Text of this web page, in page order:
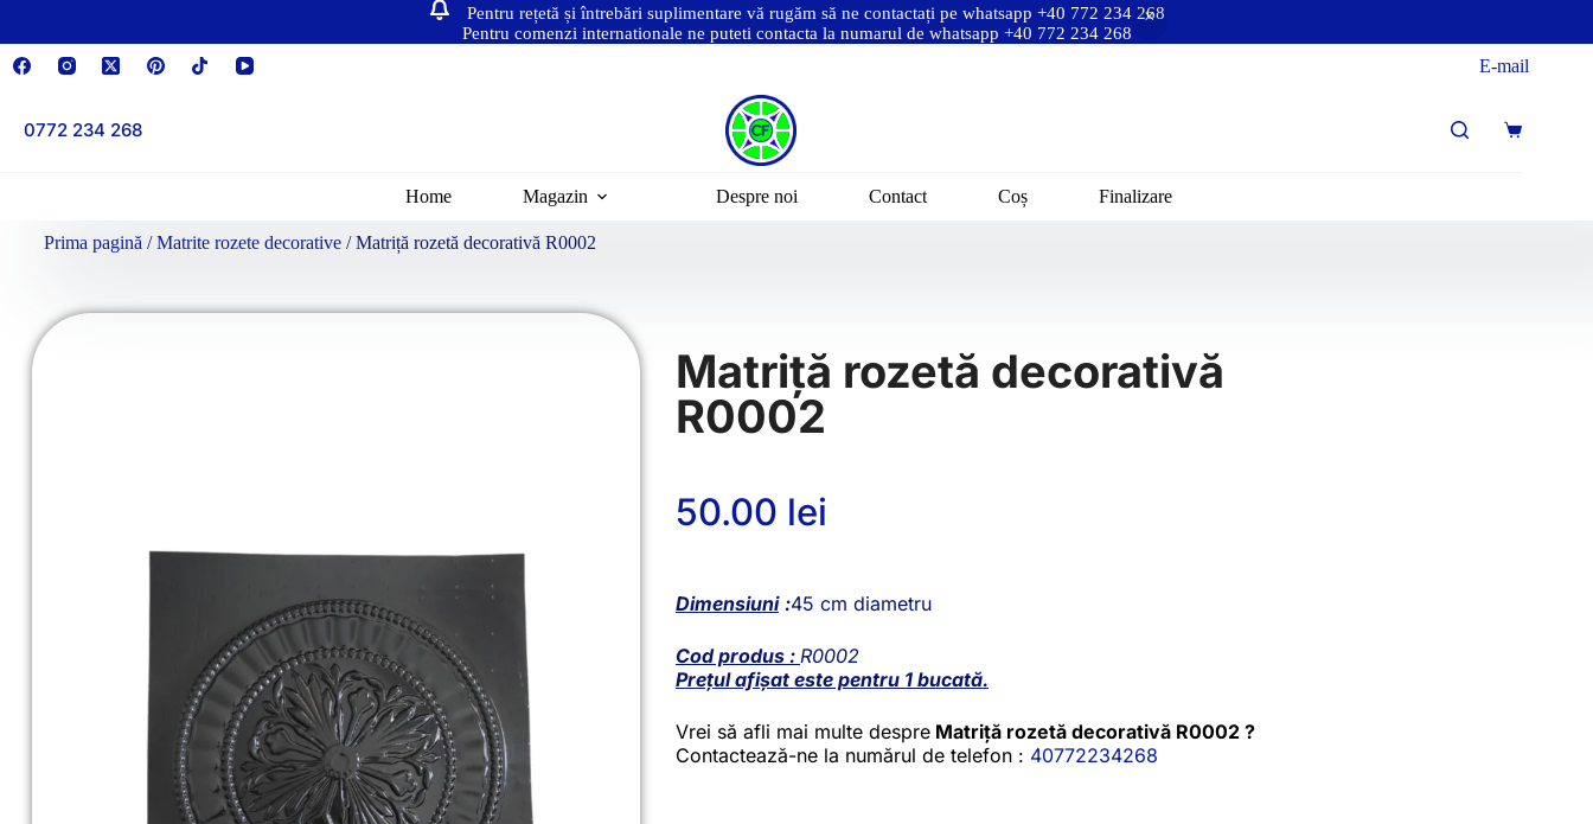
Pentru rețetă și întrebări suplimentare vă rugăm să ne contactați pe whatsapp +40 772 234 268
Pentru comenzi internationale ne puteti contacta la numarul de whatsapp +40 772 234 268
E-mail
0772 234 268
Home Magazin Despre noi Contact Coș Finalizare
Prima pagină /Matrite rozete decorative / Matriță rozetă decorativă R0002
Matriță rozetă decorativă
R0002
50.00 lei
Dimensiuni :45 cm diametru
Cod produs : R0002
Prețul afișat este pentru 1 bucată.
Vrei să afli mai multe despre Matriță rozetă decorativă R0002 ?
Contactează-ne la numărul de telefon : 40772234268